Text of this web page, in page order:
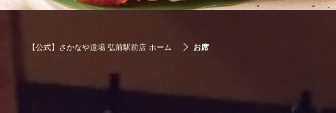
【公式】さかなや道場 弘前駅前店 ホーム お席